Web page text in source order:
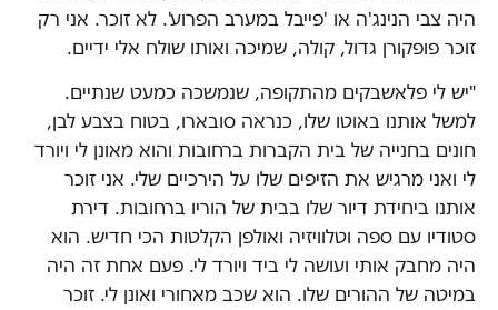
היה צבי הנינג'ה או 'פייבל במערב הפרוע'. לא זוכר. אני רק
זוכר פופקורן גדול, קולה, שמיכה ואותו שולח אלי ידיים.
"יש לי פלאשבקים מהתקופה, שנמשכה כמעט שנתיים.
למשל אותנו באוטו שלו, כנראה סובארו, בטוח בצבע לבן,
חונים בחנייה של בית הקברות ברחובות והוא מאונן לי ויורד
לי ואני מרגיש את הזיפים שלו על הירכיים שלי. אני זוכר
אותנו ביחידת דיור שלו בבית של הוריו ברחובות. דירת
סטודיו עם ספה וטלוויזיה ואולפן הקלטות הכי חדיש. הוא
היה מחבק אותי ועושה לי ביד ויורד לי. פעם אחת זה היה
במיטה של ההורים שלו. הוא שכב מאחורי ואונן לי. זוכר